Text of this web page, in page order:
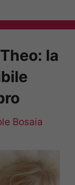
la
Bosaia